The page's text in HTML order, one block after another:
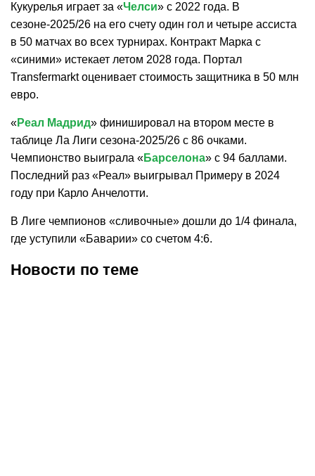
Кукурелья играет за «Челси» с 2022 года. В
сезоне-2025/26 на его счету один гол и четыре ассиста
в 50 матчах во всех турнирах. Контракт Марка с
«синими» истекает летом 2028 года. Портал
Transfermarkt оценивает стоимость защитника в 50 млн
евро.
«Реал Мадрид» финишировал на втором месте в
таблице Ла Лиги сезона-2025/26 с 86 очками.
Чемпионство выиграла «Барселона» с 94 баллами.
Последний раз «Реал» выигрывал Примеру в 2024
году при Карло Анчелотти.
В Лиге чемпионов «сливочные» дошли до 1/4 финала,
где уступили «Баварии» со счетом 4:6.
Новости по теме